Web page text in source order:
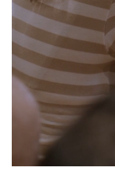
Servizi e
Contatti
FAQ